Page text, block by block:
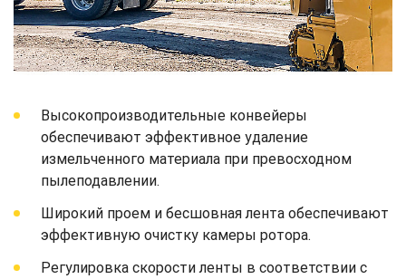
Высокопроизводительные конвейеры
обеспечивают эффективное удаление
измельченного материала при превосходном
пылеподавлении.
Широкий проем и бесшовная лента обеспечивают
эффективную очистку камеры ротора.
Регулировка скорости ленты в соответствии с